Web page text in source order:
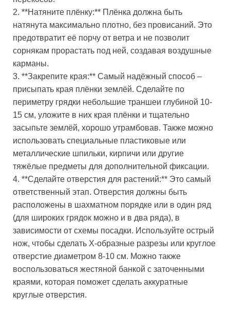
2. **Натяните плёнку:** Плёнка должна быть
натянута максимально плотно, без провисаний. Это
предотвратит её порчу от ветра и не позволит
сорнякам прорастать под ней, создавая воздушные
карманы.
3. **Закрепите края:** Самый надёжный способ –
присыпать края плёнки землёй. Сделайте по
периметру грядки небольшие траншеи глубиной 10-
15 см, уложите в них края плёнки и тщательно
засыпьте землёй, хорошо утрамбовав. Также можно
использовать специальные пластиковые или
металлические шпильки, кирпичи или другие
тяжёлые предметы для дополнительной фиксации.
4. **Сделайте отверстия для растений:** Это самый
ответственный этап. Отверстия должны быть
расположены в шахматном порядке или в один ряд
(для широких грядок можно и в два ряда), в
зависимости от схемы посадки. Используйте острый
нож, чтобы сделать Х-образные разрезы или круглое
отверстие диаметром 8-10 см. Можно также
воспользоваться жестяной банкой с заточенными
краями, которая поможет сделать аккуратные
круглые отверстия.